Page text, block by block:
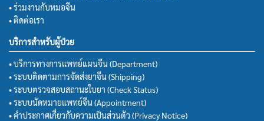
• ร่วมงานกับหมอจีน
• ติดต่อเรา
บริการสำหรับผู้ป่วย
• บริการทางการแพทย์แผนจีน (Department)
• ระบบติดตามการจัดส่งยาจีน (Shipping)
• ระบบตรวจสอบสถานะใบยา (Check Status)
• ระบบนัดหมายแพทย์จีน (Appointment)
• คำประกาศเกี่ยวกับความเป็นส่วนตัว (Privacy Notice)